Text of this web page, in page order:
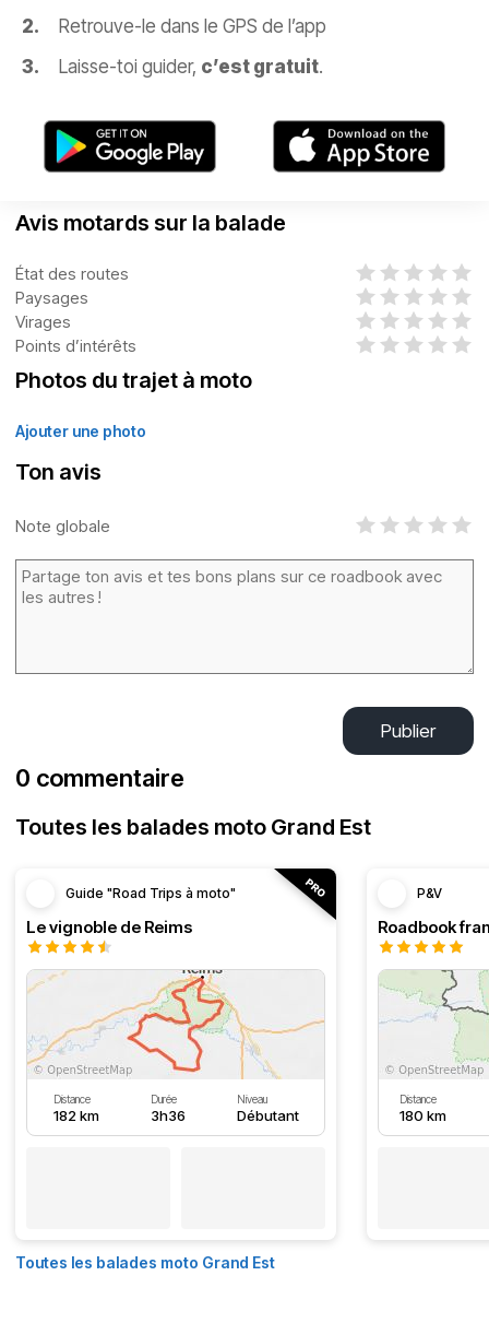
Retrouve-le dans le GPS de l’app
Laisse-toi guider, c’est gratuit.
Avis motards sur la balade
État des routes
Paysages
Virages
Points d’intérêts
Photos du trajet à moto
Ajouter une photo
Ton avis
Note globale
Publier
0 commentaire
Toutes les balades moto Grand Est
Guide "Road Trips à moto"
Le vignoble de Reims
Distance
182 km
Durée
3h36
Niveau
Débutant
P&V
Distance
180 km
Toutes les balades moto Grand Est